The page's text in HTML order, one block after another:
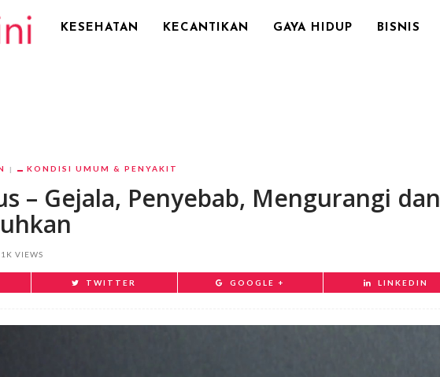
KESEHATAN KECANTIKAN GAYA HIDUP BISNIS
KONDISI UMUM & PENYAKIT
– Gejala, Penyebab, Mengurangi dan
VIEWS
TWITTER GOOGLE + LINKEDIN